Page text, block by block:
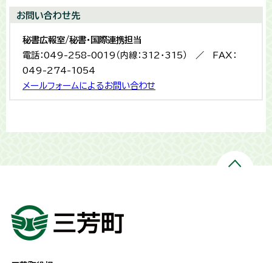
お問い合わせ先
秘書広報室/秘書・国際連携担当
電話：049-258-0019（内線：312・315） ／ FAX：
049-274-1054
メールフォームによるお問い合わせ